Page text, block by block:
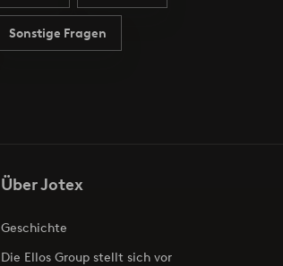
Sonstige Fragen
Über Jotex
Geschichte
Die Ellos Group stellt sich vor